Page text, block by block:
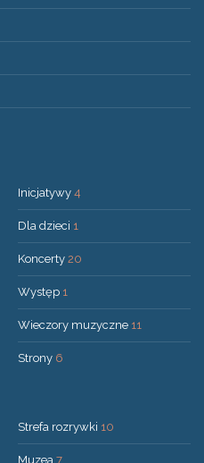
Inicjatywy 4
Dla dzieci 1
Koncerty 20
Występ 1
Wieczory muzyczne 11
Strony 6
Strefa rozrywki 10
Muzea 7